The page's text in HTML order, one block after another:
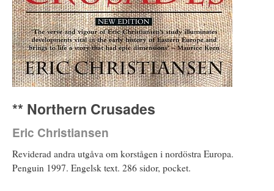
** Northern Crusades
Eric Christiansen
Reviderad andra utgåva om korstågen i nordöstra Europa.
Penguin 1997. Engelsk text. 286 sidor, pocket.